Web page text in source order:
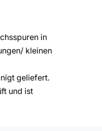
in
kleinen
geliefert.
und ist